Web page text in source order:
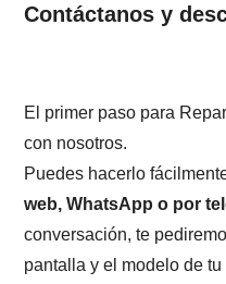
Contáctanos y
El primer paso para
con nosotros.
Puedes hacerlo
web, WhatsApp o por
conversación, te
pantalla y el modelo de